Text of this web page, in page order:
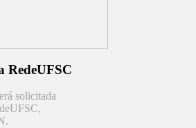
RedeUFSC
solicitada